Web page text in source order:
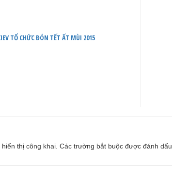
TỔ CHỨC ĐÓN TẾT ẤT MÙI 2015
thị công khai. Các trường bắt buộc được đánh dấu